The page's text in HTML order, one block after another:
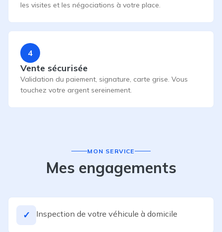
les visites et les négociations à votre place.
4
Vente sécurisée
Validation du paiement, signature, carte grise. Vous
touchez votre argent sereinement.
MON SERVICE
Mes engagements
✓ Inspection de votre véhicule à domicile